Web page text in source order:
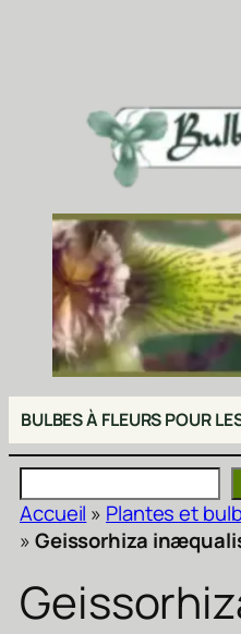
BULBES À FLEURS POUR
Accueil » Plantes et
» Geissorhiza